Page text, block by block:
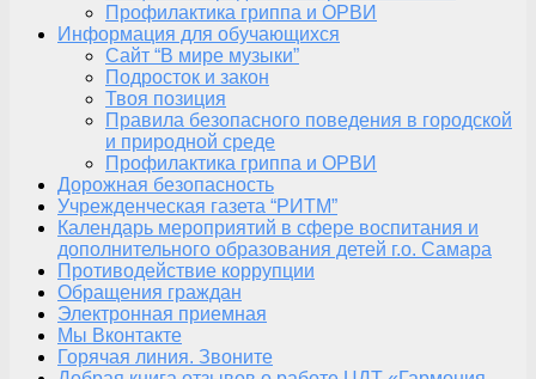
Профилактика гриппа и ОРВИ
Информация для обучающихся
Сайт “В мире музыки”
Подросток и закон
Твоя позиция
Правила безопасного поведения в городской
и природной среде
Профилактика гриппа и ОРВИ
Дорожная безопасность
Учрежденческая газета “РИТМ”
Календарь мероприятий в сфере воспитания и
дополнительного образования детей г.о. Самара
Противодействие коррупции
Обращения граждан
Электронная приемная
Мы Вконтакте
Горячая линия. Звоните